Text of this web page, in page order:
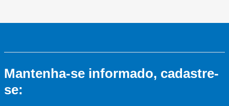
Mantenha-se informado, cadastre-
se: